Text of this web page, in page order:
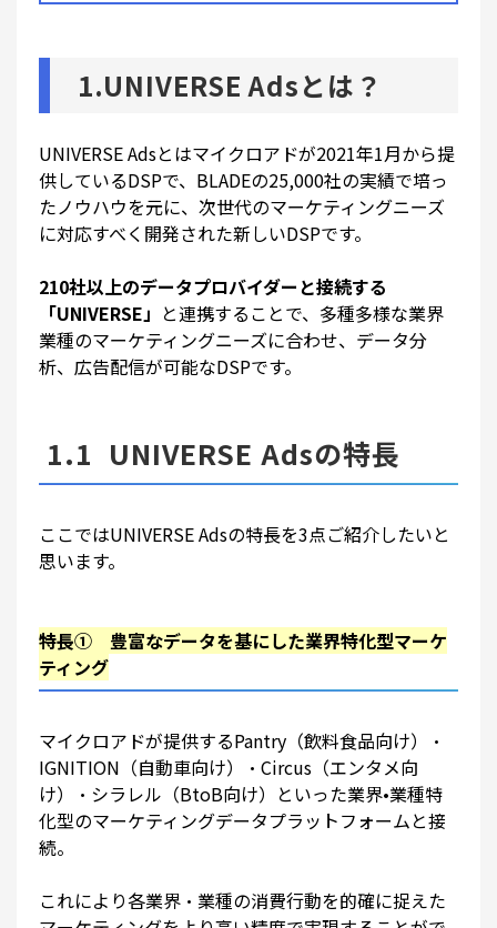
1.UNIVERSE Adsとは？
UNIVERSE Adsとはマイクロアドが2021年1月から提
供しているDSPで、BLADEの25,000社の実績で培っ
たノウハウを元に、次世代のマーケティングニーズ
に対応すべく開発された新しいDSPです。
210社以上のデータプロバイダーと接続する
「UNIVERSE」 と連携することで、多種多様な業界
業種のマーケティングニーズに合わせ、データ分
析、広告配信が可能なDSPです。
1.1 UNIVERSE Adsの特長
ここではUNIVERSE Adsの特長を3点ご紹介したいと
思います。
特長① 豊富なデータを基にした業界特化型マーケ
ティング
マイクロアドが提供するPantry（飲料食品向け）・
IGNITION（自動車向け）・Circus（エンタメ向
け）・シラレル（BtoB向け）といった業界•業種特
化型のマーケティングデータプラットフォームと接
続。
これにより各業界・業種の消費行動を的確に捉えた